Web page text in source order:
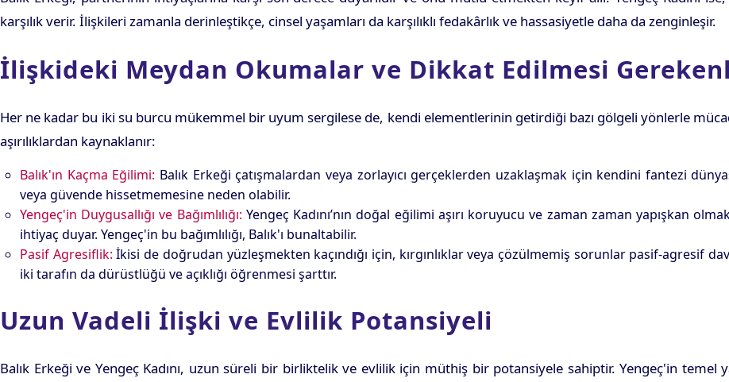
karşılık verir. İlişkileri zamanla derinleştikçe, cinsel yaşamları da karşılıklı fedakârlık ve hassasiyetle daha da zenginleşir.
İlişkideki Meydan Okumalar ve Dikkat Edilmesi
Her ne kadar bu iki su burcu mükemmel bir uyum sergilese de, kendi elementlerinin getirdiği bazı gölgeli yönlerle
aşırılıklardan kaynaklanır:
Balık'ın Kaçma Eğilimi: Balık Erkeği çatışmalardan veya zorlayıcı gerçeklerden uzaklaşmak için kendini fantezi
veya güvende hissetmemesine neden olabilir.
Yengeç'in Duygusallığı ve Bağımlılığı: Yengeç Kadını’nın doğal eğilimi aşırı koruyucu ve zaman zaman yapışkan
ihtiyaç duyar. Yengeç'in bu bağımlılığı, Balık'ı bunaltabilir.
Pasif Agresiflik: İkisi de doğrudan yüzleşmekten kaçındığı için, kırgınlıklar veya çözülmemiş sorunlar pasif-agresif
iki tarafın da dürüstlüğü ve açıklığı öğrenmesi şarttır.
Uzun Vadeli İlişki ve Evlilik Potansiyeli
Balık Erkeği ve Yengeç Kadını, uzun süreli bir birliktelik ve evlilik için müthiş bir potansiyele sahiptir. Yengeç'in